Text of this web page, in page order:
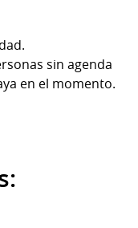
sin agenda
en el momento.